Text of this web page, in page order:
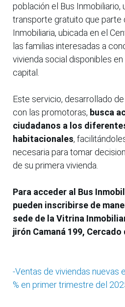
población el Bus Inmobiliario,
transporte gratuito que parte
Inmobiliaria, ubicada en el
las familias interesadas a
vivienda social disponibles
capital.
Este servicio, desarrollado
con las promotoras, busca
ciudadanos a los
habitacionales,
necesaria para tomar
de su primera vivienda.
Para acceder al Bus
pueden inscribirse de
sede de la Vitrina
jirón Camaná 199, Cercado
-Ventas de viviendas nuevas
% en primer trimestre del